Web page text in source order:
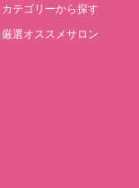
カテゴリーから探す
厳選オススメサロン